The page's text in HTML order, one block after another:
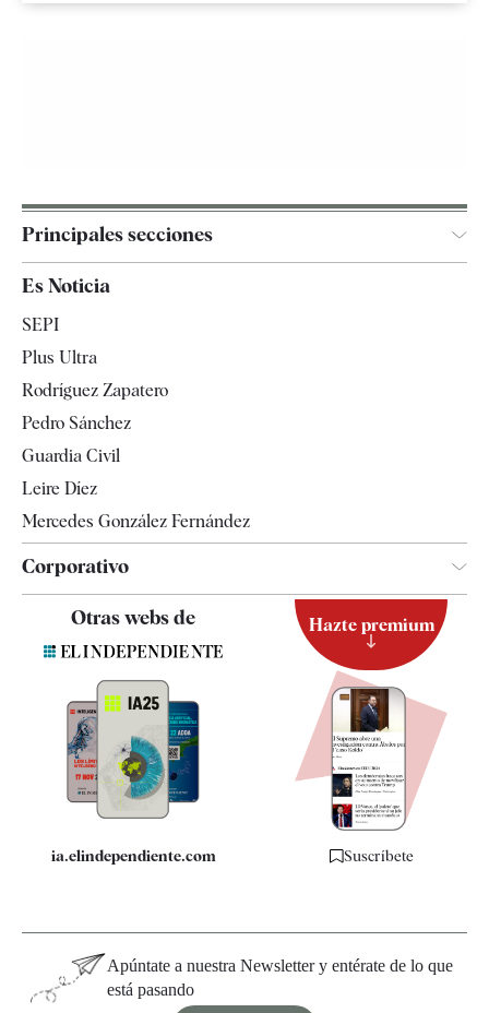
Principales secciones
España
Televisión
Es Noticia
SEPI
Plus Ultra
Rodríguez Zapatero
Pedro Sánchez
Guardia Civil
Leire Díez
Mercedes González Fernández
Corporativo
Contacto
Quiénes somos
Especificaciones
Otras webs de
ia.elindependiente.com
Hazte premium
Suscríbete
Apúntate a nuestra Newsletter y entérate de lo que
está pasando